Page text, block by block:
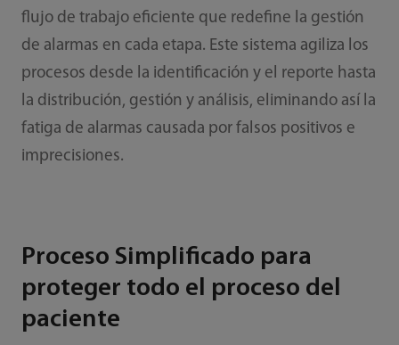
flujo de trabajo eficiente que redefine la gestión
de alarmas en cada etapa. Este sistema agiliza los
procesos desde la identificación y el reporte hasta
la distribución, gestión y análisis, eliminando así la
fatiga de alarmas causada por falsos positivos e
imprecisiones.
Proceso Simplificado para
proteger todo el proceso del
paciente